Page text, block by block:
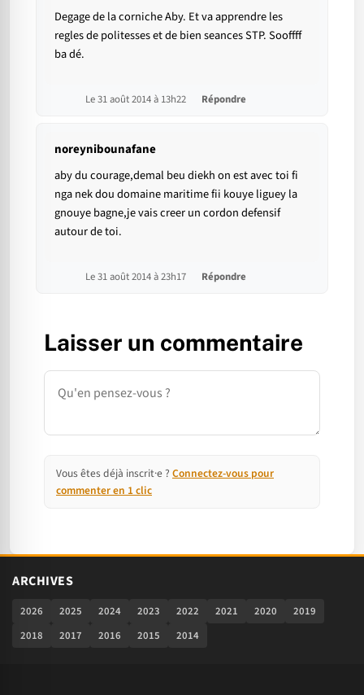
Degage de la corniche Aby. Et va apprendre les
regles de politesses et de bien seances STP. Sooffff
ba dé.
Le 31 août 2014 à 13h22 Répondre
noreynibounafane
aby du courage,demal beu diekh on est avec toi fi
nga nek dou domaine maritime fii kouye liguey la
gnouye bagne,je vais creer un cordon defensif
autour de toi.
Le 31 août 2014 à 23h17 Répondre
Laisser un commentaire
Commentaire
Vous êtes déjà inscrit·e ? Connectez-vous pour
commenter en 1 clic
ARCHIVES
2026 2025 2024 2023 2022 2021 2020
2019
2018
2017 2016 2015 2014